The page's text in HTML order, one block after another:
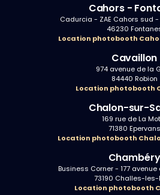
Cahors -
Cadurcia - ZAE Cahors sud
46230
Location photobooth
Cavaillon
974 avenue de la
84440 Robion
Location photobooth
Chalon-sur-
169 rue de La
71380 Epervans
Location photobooth
Chambéry
Business Corner - 177
73190 Challes-les-
Location photobooth